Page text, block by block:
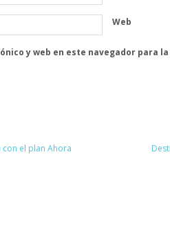
Web
y web en este navegador para
con el plan Ahora